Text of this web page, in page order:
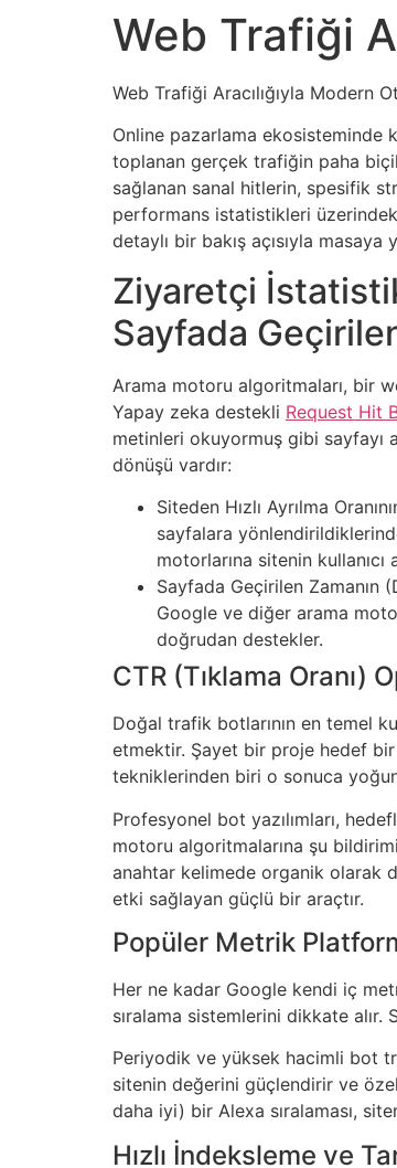
Web Trafiği
Web Trafiği Aracılığıyla Modern
Online pazarlama ekosisteminde
toplanan gerçek trafiğin paha
sağlanan sanal hitlerin, spesifik
performans istatistikleri
detaylı bir bakış açısıyla masaya
Ziyaretçi
Sayfada
Arama motoru algoritmaları, bir
Yapay zeka destekli Request Hit
metinleri okuyormuş gibi sayfayı
dönüşü vardır:
Siteden Hızlı Ayrılma
sayfalara
motorlarına sitenin
Sayfada Geçirilen Zamanın
Google ve diğer arama
doğrudan destekler.
CTR (Tıklama Oranı)
Doğal trafik botlarının en temel
etmektir. Şayet bir proje hedef
tekniklerinden biri o sonuca
Profesyonel bot yazılımları,
motoru algoritmalarına şu
anahtar kelimede organik olarak
etki sağlayan güçlü bir araçtır.
Popüler Metrik
Her ne kadar Google kendi iç
sıralama sistemlerini dikkate
Periyodik ve yüksek hacimli bot
sitenin değerini güçlendirir ve
daha iyi) bir Alexa sıralaması,
Hızlı İndeksleme ve